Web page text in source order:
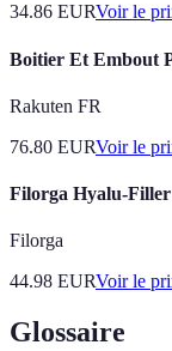
34.86 EURVoir le
Boitier Et Embout
Rakuten FR
76.80 EURVoir le
Filorga Hyalu-
Filorga
44.98 EURVoir le
Glossaire